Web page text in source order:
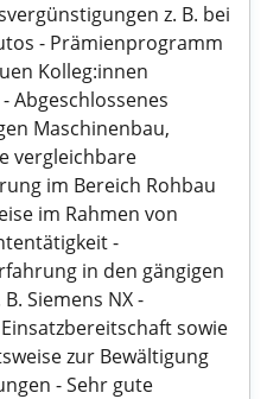
z. B. bei
- Prämienprogramm
Kolleg:innen
Abgeschlossenes
Maschinenbau,
vergleichbare
im Bereich Rohbau
im Rahmen von
-
in den gängigen
Siemens NX -
sowie
zur Bewältigung
- Sehr gute